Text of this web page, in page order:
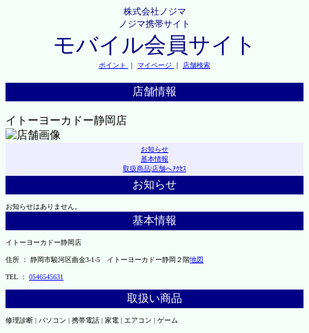
株式会社ノジマ
ノジマ携帯サイト
モバイル会員サイト
ポイント ｜ マイページ ｜ 店舗検索
店舗情報
イトーヨーカドー静岡店
お知らせ
基本情報
取扱商品|店舗へｱｸｾｽ
お知らせ
お知らせはありません。
基本情報
イトーヨーカドー静岡店
住所 ： 静岡市駿河区曲金3-1-5 イトーヨーカドー静岡２階地図
TEL ： 0546545631
取扱い商品
修理診断 | パソコン | 携帯電話 | 家電 | エアコン | ゲーム